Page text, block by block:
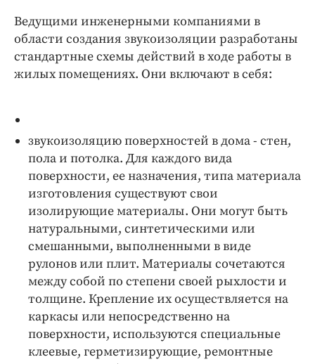
Ведущими инженерными компаниями в
области создания звукоизоляции разработаны
стандартные схемы действий в ходе работы в
жилых помещениях. Они включают в себя:
звукоизоляцию поверхностей в дома - стен,
пола и потолка. Для каждого вида
поверхности, ее назначения, типа материала
изготовления существуют свои
изолирующие материалы. Они могут быть
натуральными, синтетическими или
смешанными, выполненными в виде
рулонов или плит. Материалы сочетаются
между собой по степени своей рыхлости и
толщине. Крепление их осуществляется на
каркасы или непосредственно на
поверхности, используются специальные
клеевые, герметизирующие, ремонтные